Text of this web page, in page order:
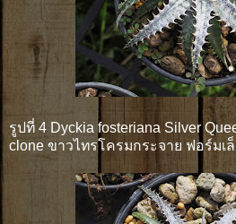
รูปที่ 4 Dyckia fosteriana Silver
clone ขาวไทรโครมกระจาย ฟอร์มเ